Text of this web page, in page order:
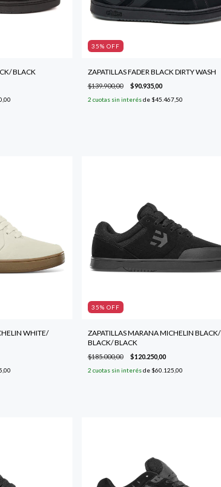
BLACK
35% OFF
ZAPATILLAS FADER BLACK DIRTY WASH
$139.900,00 $90.935,00
2 cuotas sin interésde $45.467,50
WHITE/
35% OFF
ZAPATILLAS MARANA MICHELIN BLACK/
BLACK/ BLACK
$185.000,00 $120.250,00
2 cuotas sin interésde $60.125,00